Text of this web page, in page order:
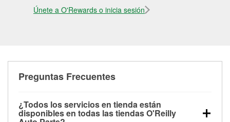
Únete a O'Rewards o inicia sesión
Preguntas Frecuentes
¿Todos los servicios en tienda están
disponibles en todas las tiendas O'Reilly